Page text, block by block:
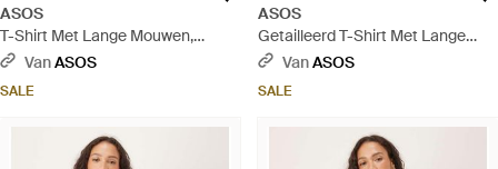
ASOS
T-Shirt Met Lange Mouwen,
Interlocknaad Aan De Voorkant
VanASOS
SALE
ASOS
Getailleerd T-Shirt Met Lange
Mouwen En Split Aan De Zijkant -
VanASOS
SALE